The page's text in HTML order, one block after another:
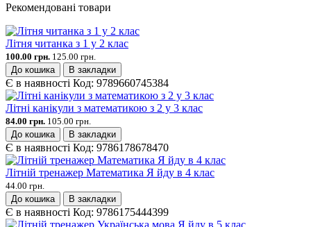
Рекомендовані товари
Літня читанка з 1 у 2 клас
100.00 грн. 125.00 грн.
До кошика
В закладки
Є в наявності Код: 9789660745384
Літні канікули з математикою з 2 у 3 клас
84.00 грн. 105.00 грн.
До кошика
В закладки
Є в наявності Код: 9786178678470
Літній тренажер Математика Я йду в 4 клас
44.00 грн.
До кошика
В закладки
Є в наявності Код: 9786175444399